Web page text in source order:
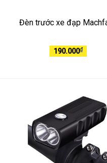
Đèn trước xe đạp
190.000₫